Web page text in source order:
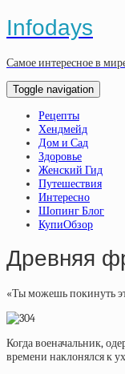
Infodays
Самое интересное в
Toggle navigation
Рецепты
Хендмейд
Дом и Сад
Здоровье
Женский Гид
Путешествия
Интересно
Шопинг Блог
КупиОбзор
Древняя
«Ты можешь покинуть
Когда военачальник,
времени наклонялся к